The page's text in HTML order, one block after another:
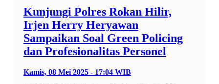
Kunjungi Polres Rokan Hilir,
Irjen Herry Heryawan
Sampaikan Soal Green Policing
dan Profesionalitas Personel
Kamis, 08 Mei 2025 - 17:04 WIB